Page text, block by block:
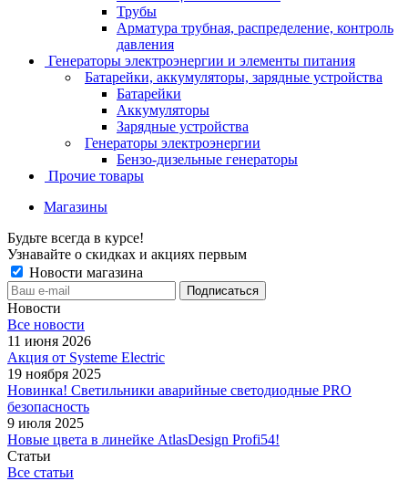
Трубы
Арматура трубная, распределение, контроль
давления
Генераторы электроэнергии и элементы питания
Батарейки, аккумуляторы, зарядные устройства
Батарейки
Аккумуляторы
Зарядные устройства
Генераторы электроэнергии
Бензо-дизельные генераторы
Прочие товары
Магазины
Будьте всегда в курсе!
Узнавайте о скидках и акциях первым
Новости магазина
Новости
Все новости
11 июня 2026
Акция от Systeme Electric
19 ноября 2025
Новинка! Светильники аварийные светодиодные PRO
безопасность
9 июля 2025
Новые цвета в линейке AtlasDesign Profi54!
Статьи
Все статьи